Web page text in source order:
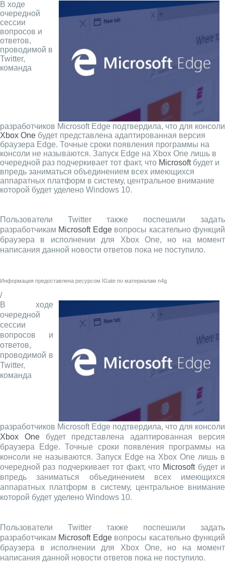
В ходе
очередной
сессии
вопросов и
ответов,
проводимой в
Twitter,
команда
разработчиков Microsoft Edge подтвердила, что для консоли
Xbox One будет представлена адаптированная версия
браузера Edge. Точные сроки появления программы на
консоли не называются. Запуск Edge на Xbox One лишь в
очередной раз подчеркивает тот факт, что Microsoftбудет и
впредь заниматься объединением всех имеющихся
аппаратных платформ в систему, центральное внимание
которой будет уделено Windows 10.
Пользователи Twitter также поспешили задать
разработчикам Microsoft Edgeвопросы касательно функций
браузера в исполнении для Xbox One, но на момент
написания данной новости ответов пока не поступило.
Информация предоставлена ресурсом IGate по материалам n4g
/
В ходе
очередной
сессии
вопросов и
ответов,
проводимой в
Twitter,
команда
разработчиков Microsoft Edge подтвердила, что для консоли
Xbox Oneбудет представлена адаптированная версия
браузера Edge. Точные сроки появления программы на
консоли не называются. Запуск Edge на Xbox One лишь в
очередной раз подчеркивает тот факт, что Microsoftбудет и
впредь заниматься объединением всех имеющихся
аппаратных платформ в систему, центральное внимание
которой будет уделено Windows 10.
Пользователи Twitter также поспешили задать
разработчикам Microsoft Edgeвопросы касательно функций
браузера в исполнении для Xbox One, но на момент
написания данной новости ответов пока не поступило.